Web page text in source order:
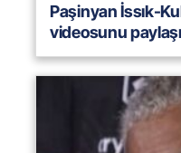
Paşinyan İssık-
videosunu